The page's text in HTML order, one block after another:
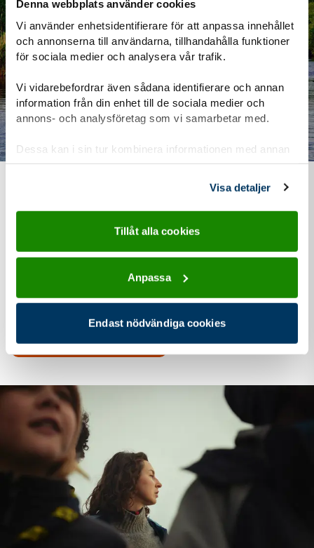
Denna webbplats använder cookies
Vi använder enhetsidentifierare för att anpassa innehållet
och annonserna till användarna, tillhandahålla funktioner
för sociala medier och analysera vår trafik.
Vi vidarebefordrar även sådana identifierare och annan
information från din enhet till de sociala medier och
annons- och analysföretag som vi samarbetar med.
Dessa kan i sin tur kombinera informationen med annan
information som du har tillhandahållit eller som de har
Visa detaljer
Tillåt alla cookies
Anpassa
Endast nödvändiga cookies
försöker vi hålla nere kostnaderna så mycket som möjligt.
Behöver du hjälp kan du få pengar från Scouternas
stödfond.